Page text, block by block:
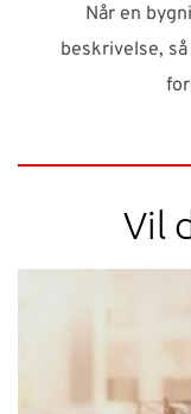
Når en
beskrivelse,
Vil